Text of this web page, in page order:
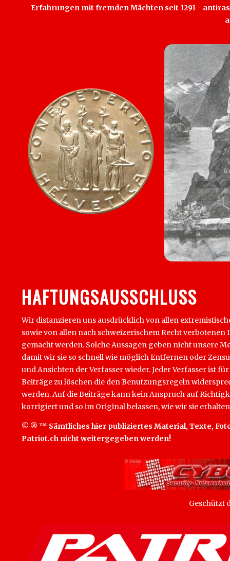
Erfahrungen mit fremden Mächten seit 1291 -
HAFTUNGSAUSSCHLUSS
Wir distanzieren uns ausdrücklich von allen
sowie von allen nach schweizerischem Recht
gemacht werden. Solche Aussagen geben nicht unsere
damit wir sie so schnell wie möglich Entfernen oder
und Ansichten der Verfasser wieder. Jeder Verfasser ist
Beiträge zu löschen die den Benutzungsregeln
werden. Auf die Beiträge kann kein Anspruch auf
korrigiert und so im Original belassen, wie wir sie
© ® ™ Sämtliches hier publiziertes Material, Texte,
Patriot.ch nicht weitergegeben werden!
Geschützt